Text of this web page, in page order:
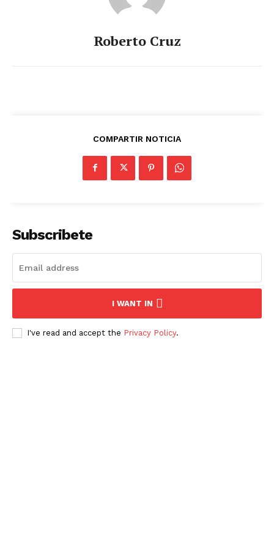
Roberto Cruz
COMPARTIR NOTICIA
Subscribete
I WANT IN
I've read and accept the Privacy Policy.